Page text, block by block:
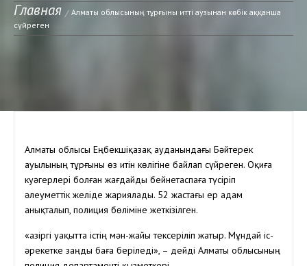
Главная
Алматы облысының тұрғыны итті аузынан көбік аққанша
сүйреген
Алматы облысы Еңбекшіқазақ ауданындағы Бәйтерек
ауылының тұрғыны өз итін көлігіне байлап сүйреген. Оқиға
куәгерлері болған жағдайды бейнетаспаға түсіріп
әлеуметтік желіде жариялады. 52 жастағы ер адам
анықталып, полиция бөліміне жеткізілген.
«Қазіргі уақытта істің мән-жайы тексеріліп жатыр. Мұндай іс-
әрекетке заңды баға беріледі», – дейді Алматы облысының